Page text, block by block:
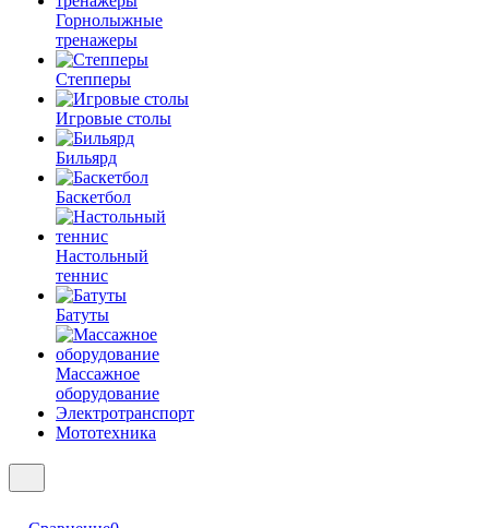
Горнолыжные
тренажеры
Степперы
Игровые столы
Бильярд
Баскетбол
Настольный
теннис
Батуты
Массажное
оборудование
Электротранспорт
Мототехника